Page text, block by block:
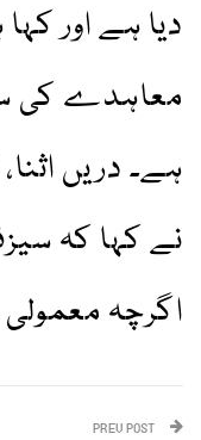
دیا ہے اور
معاہدے کی
ہے۔ دریں
نے کہا کہ
اگرچہ